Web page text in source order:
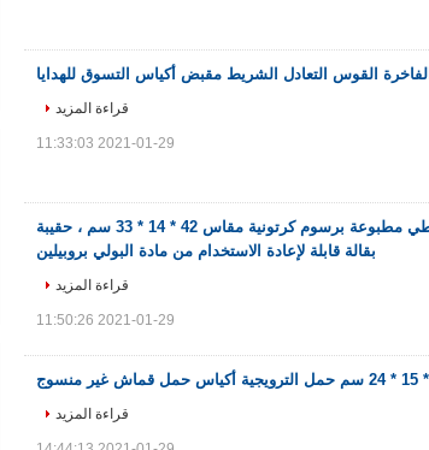
الفاخرة القوس التعادل الشريط مقبض أكياس التسوق للهدايا
قراءة المزيد
2021-01-29 11:33:03
أكياس تسوق قابلة للطي مطبوعة برسوم كرتونية مقاس 42 * 14 * 33 سم ، حقيبة
بقالة قابلة لإعادة الاستخدام من مادة البولي بروبيلين
قراءة المزيد
2021-01-29 11:50:26
قراءة المزيد